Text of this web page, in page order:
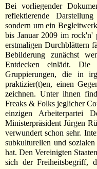
Bei vorliegender
reflektierende
sondern um ein
bis Januar 2009 im rock'n'
erstmaligen Durchblättern
Bebilderung zunächst
Entdecken einlädt. Die
Gruppierungen, die in
praktizier(t)en, einen
zeichnen. Unter ihnen
Freaks & Folks jeglicher
einzigen Arbeiterpartei
Ministerpräsident Jürgen
verwundert schon sehr.
subkulturellen und
hat. Den Vereinigten
sich der Freiheitsbegriff,